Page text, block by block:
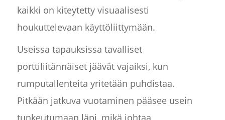
kaikki on kiteytetty visuaalisesti
houkuttelevaan käyttöliittymään.
Useissa tapauksissa tavalliset
porttiliitännäiset jäävät vajaiksi, kun
rumputallenteita yritetään puhdistaa.
Pitkään jatkuva vuotaminen pääsee usein